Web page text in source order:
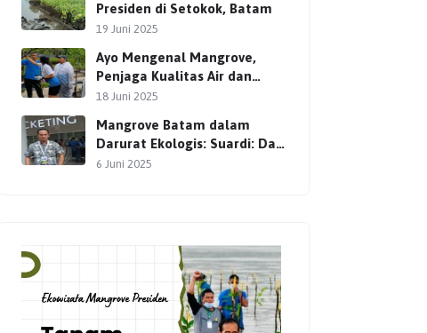
Presiden di Setokok, Batam
19 Juni 2025
Ayo Mengenal Mangrove,
Penjaga Kualitas Air dan
Terumbu Karang
18 Juni 2025
Mangrove Batam dalam
Darurat Ekologis: Suardi: Dari
Setokok, Gerakan Pelestarian
6 Juni 2025